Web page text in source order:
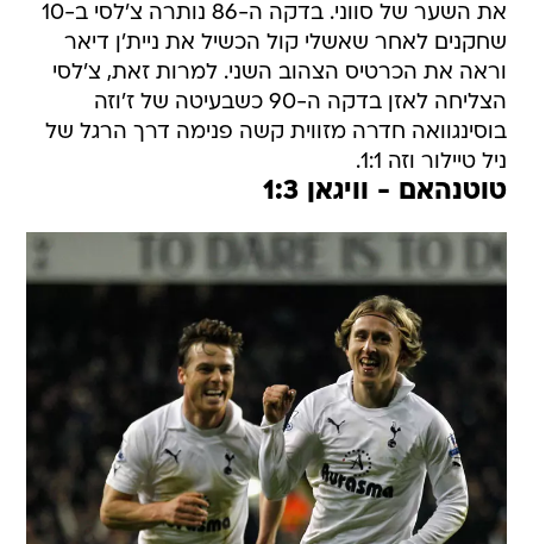
את השער של סווני. בדקה ה-86 נותרה צ'לסי ב-10
שחקנים לאחר שאשלי קול הכשיל את ניית'ן דיאר
וראה את הכרטיס הצהוב השני. למרות זאת, צ'לסי
הצליחה לאזן בדקה ה-90 כשבעיטה של ז'וזה
בוסינגוואה חדרה מזווית קשה פנימה דרך הרגל של
ניל טיילור וזה 1:1.
טוטנהאם - וויגאן 1:3